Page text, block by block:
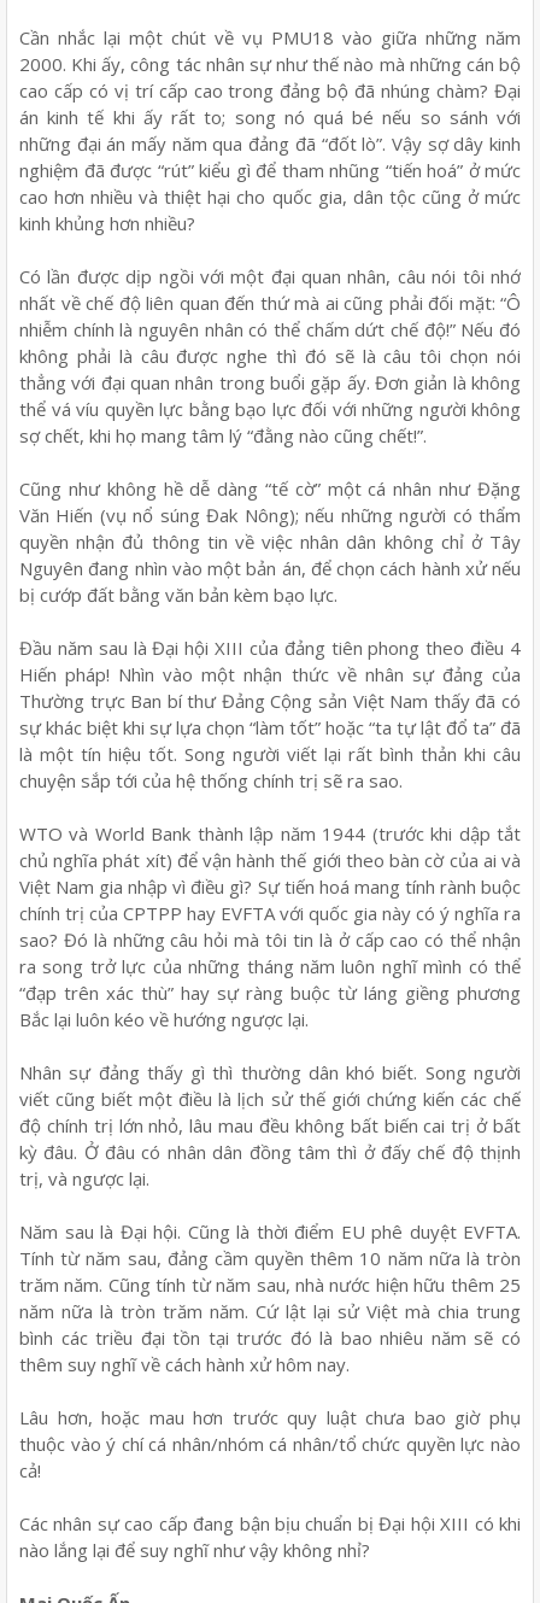
Cần nhắc lại một chút về vụ PMU18 vào giữa những năm
2000. Khi ấy, công tác nhân sự như thế nào mà những cán bộ
cao cấp có vị trí cấp cao trong đảng bộ đã nhúng chàm? Đại
án kinh tế khi ấy rất to; song nó quá bé nếu so sánh với
những đại án mấy năm qua đảng đã “đốt lò”. Vậy sợ dây kinh
nghiệm đã được “rút” kiểu gì để tham nhũng “tiến hoá” ở mức
cao hơn nhiều và thiệt hại cho quốc gia, dân tộc cũng ở mức
kinh khủng hơn nhiều?
Có lần được dịp ngồi với một đại quan nhân, câu nói tôi nhớ
nhất về chế độ liên quan đến thứ mà ai cũng phải đối mặt: “Ô
nhiễm chính là nguyên nhân có thể chấm dứt chế độ!” Nếu đó
không phải là câu được nghe thì đó sẽ là câu tôi chọn nói
thẳng với đại quan nhân trong buổi gặp ấy. Đơn giản là không
thể vá víu quyền lực bằng bạo lực đối với những người không
sợ chết, khi họ mang tâm lý “đằng nào cũng chết!”.
Cũng như không hề dễ dàng “tế cờ” một cá nhân như Đặng
Văn Hiến (vụ nổ súng Đak Nông); nếu những người có thẩm
quyền nhận đủ thông tin về việc nhân dân không chỉ ở Tây
Nguyên đang nhìn vào một bản án, để chọn cách hành xử nếu
bị cướp đất bằng văn bản kèm bạo lực.
Đầu năm sau là Đại hội XIII của đảng tiên phong theo điều 4
Hiến pháp! Nhìn vào một nhận thức về nhân sự đảng của
Thường trực Ban bí thư Đảng Cộng sản Việt Nam thấy đã có
sự khác biệt khi sự lựa chọn “làm tốt” hoặc “ta tự lật đổ ta” đã
là một tín hiệu tốt. Song người viết lại rất bình thản khi câu
chuyện sắp tới của hệ thống chính trị sẽ ra sao.
WTO và World Bank thành lập năm 1944 (trước khi dập tắt
chủ nghĩa phát xít) để vận hành thế giới theo bàn cờ của ai và
Việt Nam gia nhập vì điều gì? Sự tiến hoá mang tính rành buộc
chính trị của CPTPP hay EVFTA với quốc gia này có ý nghĩa ra
sao? Đó là những câu hỏi mà tôi tin là ở cấp cao có thể nhận
ra song trở lực của những tháng năm luôn nghĩ mình có thể
“đạp trên xác thù” hay sự ràng buộc từ láng giềng phương
Bắc lại luôn kéo về hướng ngược lại.
Nhân sự đảng thấy gì thì thường dân khó biết. Song người
viết cũng biết một điều là lịch sử thế giới chứng kiến các chế
độ chính trị lớn nhỏ, lâu mau đều không bất biến cai trị ở bất
kỳ đâu. Ở đâu có nhân dân đồng tâm thì ở đấy chế độ thịnh
trị, và ngược lại.
Năm sau là Đại hội. Cũng là thời điểm EU phê duyệt EVFTA.
Tính từ năm sau, đảng cầm quyền thêm 10 năm nữa là tròn
trăm năm. Cũng tính từ năm sau, nhà nước hiện hữu thêm 25
năm nữa là tròn trăm năm. Cứ lật lại sử Việt mà chia trung
bình các triều đại tồn tại trước đó là bao nhiêu năm sẽ có
thêm suy nghĩ về cách hành xử hôm nay.
Lâu hơn, hoặc mau hơn trước quy luật chưa bao giờ phụ
thuộc vào ý chí cá nhân/nhóm cá nhân/tổ chức quyền lực nào
cả!
Các nhân sự cao cấp đang bận bịu chuẩn bị Đại hội XIII có khi
nào lắng lại để suy nghĩ như vậy không nhỉ?